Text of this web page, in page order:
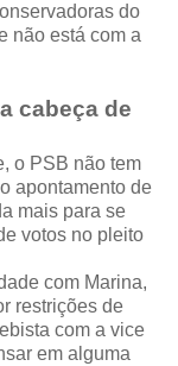
do
não está com a
cabeça de
o PSB não tem
apontamento de
mais para se
votos no pleito
com Marina,
restrições de
com a vice
em alguma